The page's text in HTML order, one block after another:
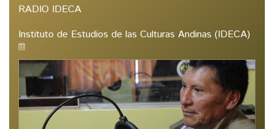
RADIO IDECA
Instituto de Estudios de las Culturas Andinas (IDECA)